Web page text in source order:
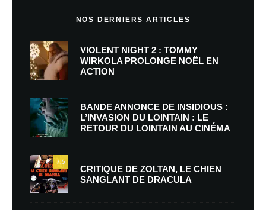
NOS DERNIERS ARTICLES
VIOLENT NIGHT 2 : TOMMY
WIRKOLA PROLONGE NOËL EN
ACTION
BANDE ANNONCE DE INSIDIOUS :
L’INVASION DU LOINTAIN : LE
RETOUR DU LOINTAIN AU CINÉMA
7.5
CRITIQUE DE ZOLTAN, LE CHIEN
SANGLANT DE DRACULA